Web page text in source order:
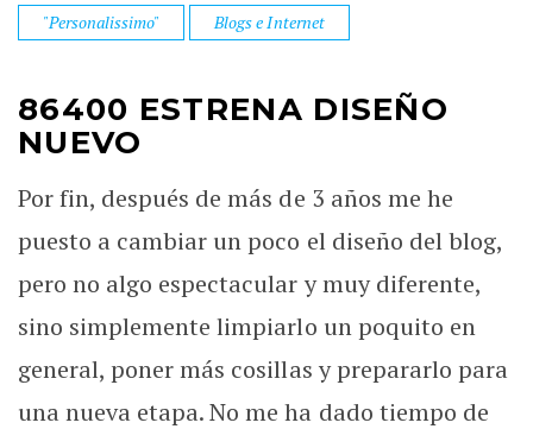
"Personalissimo" Blogs e Internet
86400 ESTRENA DISEÑO
NUEVO
Por fin, después de más de 3 años me he
puesto a cambiar un poco el diseño del blog,
pero no algo espectacular y muy diferente,
sino simplemente limpiarlo un poquito en
general, poner más cosillas y prepararlo para
una nueva etapa. No me ha dado tiempo de